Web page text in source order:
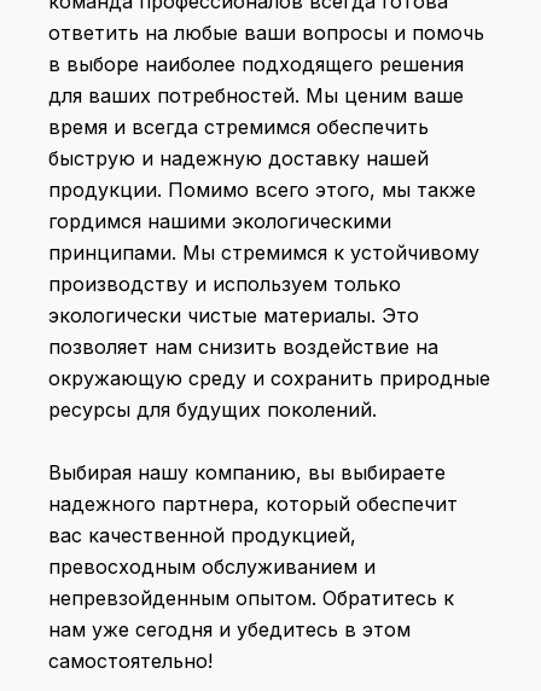
ответить на любые ваши вопросы и помочь
в выборе наиболее подходящего решения
для ваших потребностей. Мы ценим ваше
время и всегда стремимся обеспечить
быструю и надежную доставку нашей
продукции. Помимо всего этого, мы также
гордимся нашими экологическими
принципами. Мы стремимся к устойчивому
производству и используем только
экологически чистые материалы. Это
позволяет нам снизить воздействие на
окружающую среду и сохранить природные
ресурсы для будущих поколений.
Выбирая нашу компанию, вы выбираете
надежного партнера, который обеспечит
вас качественной продукцией,
превосходным обслуживанием и
непревзойденным опытом. Обратитесь к
нам уже сегодня и убедитесь в этом
самостоятельно!